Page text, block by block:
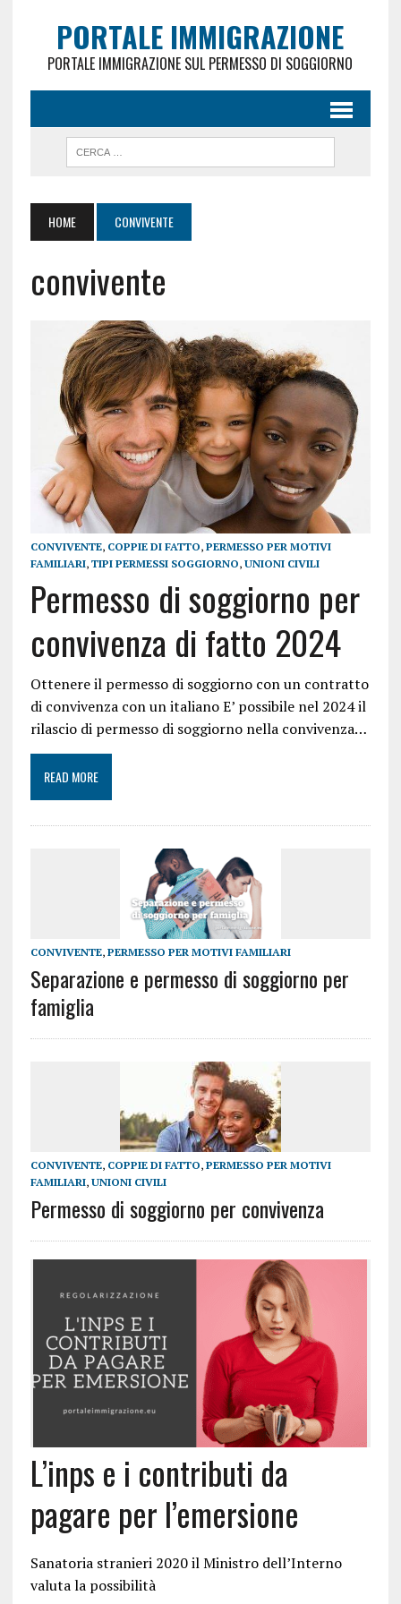
PORTALE IMMIGRAZIONE
PORTALE IMMIGRAZIONE SUL PERMESSO DI SOGGIORNO
HOME CONVIVENTE
convivente
CONVIVENTE, COPPIE DI FATTO, PERMESSO PER MOTIVI
FAMILIARI, TIPI PERMESSI SOGGIORNO, UNIONI CIVILI
Permesso di soggiorno per
convivenza di fatto 2024
Ottenere il permesso di soggiorno con un contratto
di convivenza con un italiano E’ possibile nel 2024 il
rilascio di permesso di soggiorno nella convivenza…
READ MORE
CONVIVENTE, PERMESSO PER MOTIVI FAMILIARI
Separazione e permesso di soggiorno per
famiglia
CONVIVENTE, COPPIE DI FATTO, PERMESSO PER MOTIVI
FAMILIARI, UNIONI CIVILI
Permesso di soggiorno per convivenza
L’inps e i contributi da
pagare per l’emersione
Sanatoria stranieri 2020 il Ministro dell’Interno
valuta la possibilità